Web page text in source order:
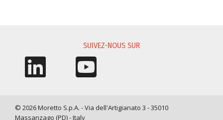
SUIVEZ-NOUS SUR
© 2026 Moretto S.p.A. - Via dell'Artigianato 3 - 35010
Massanzago (PD) - Italy